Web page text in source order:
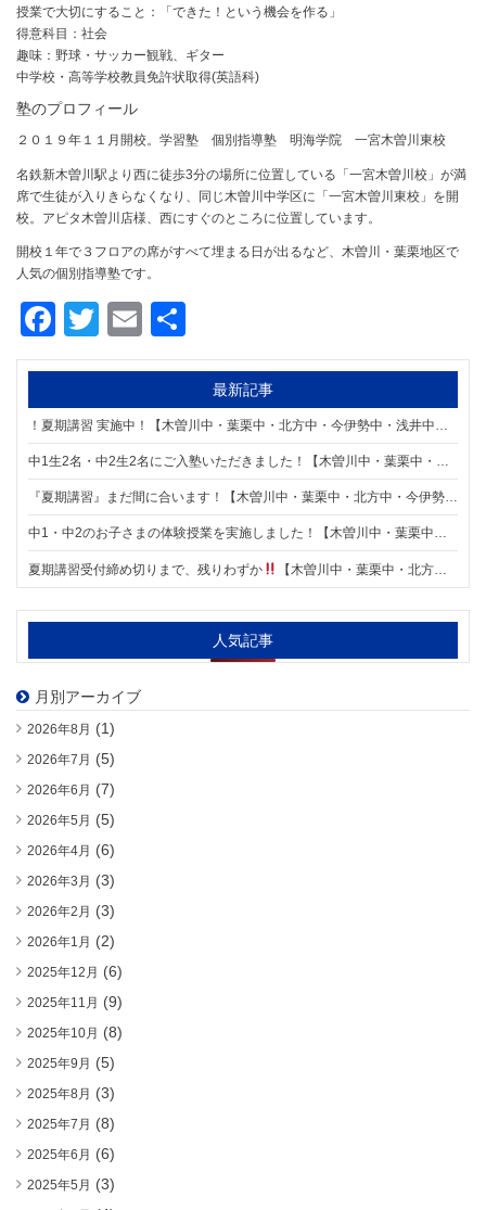
授業で大切にすること：「できた！という機会を作る」
得意科目：社会
趣味：野球・サッカー観戦、ギター
中学校・高等学校教員免許状取得(英語科)
塾のプロフィール
２０１９年１１月開校。学習塾 個別指導塾 明海学院 一宮木曽川東校
名鉄新木曽川駅より西に徒歩3分の場所に位置している「一宮木曽川校」が満
席で生徒が入りきらなくなり、同じ木曽川中学区に「一宮木曽川東校」を開
校。アピタ木曽川店様、西にすぐのところに位置しています。
開校１年で３フロアの席がすべて埋まる日が出るなど、木曽川・葉栗地区で
人気の個別指導塾です。
Facebook
TwitterEmail
有
最新記事
！夏期講習 実施中！【木曽川中・葉栗中・北方中・今伊勢中・浅井中・木曽川東小・葉栗小・葉栗北小の個別指導塾 明海学院 一宮木曽川東校】
中1生2名・中2生2名にご入塾いただきました！【木曽川中・葉栗中・北方中・今伊勢中・浅井中・木曽川東小・葉栗小・葉栗北小の個別指導塾 明海学院 一宮木曽川東校】
『夏期講習』まだ間に合います！【木曽川中・葉栗中・北方中・今伊勢中・浅井中・木曽川東小・葉栗小・葉栗北小の個別指導塾 明海学院 一宮木曽川東校】
中1・中2のお子さまの体験授業を実施しました！【木曽川中・葉栗中・北方中・今伊勢中・浅井中・木曽川東小・葉栗小・葉栗北小の個別指導塾 明海学院 一宮木曽川東校】
夏期講習受付締め切りまで、残りわずか 【木曽川中・葉栗中・北方中・今伊勢中・浅井中・木曽川東小・葉栗小・葉栗北小の個別指導塾 明海学院 一宮木曽川東校】
人気記事
月別アーカイブ
2026年8月 (1)
2026年7月 (5)
2026年6月 (7)
2026年5月 (5)
2026年4月 (6)
2026年3月 (3)
2026年2月 (3)
2026年1月 (2)
2025年12月 (6)
2025年11月 (9)
2025年10月 (8)
2025年9月 (5)
2025年8月 (3)
2025年7月 (8)
2025年6月 (6)
2025年5月 (3)